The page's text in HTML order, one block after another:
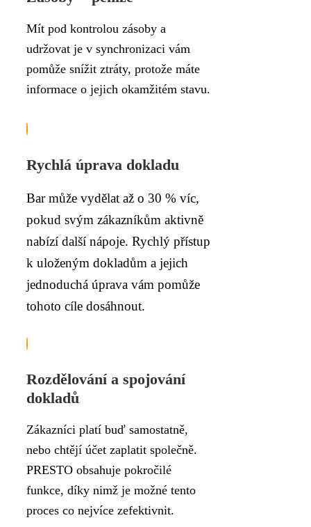
Mít pod kontrolou zásoby a
udržovat je v synchronizaci vám
pomůže snížit ztráty, protože máte
informace o jejich okamžitém stavu.
Rychlá úprava dokladu
Bar může vydělat až o 30 % víc,
pokud svým zákazníkům aktivně
nabízí další nápoje. Rychlý přístup
k uloženým dokladům a jejich
jednoduchá úprava vám pomůže
tohoto cíle dosáhnout.
Rozdělování a spojování
dokladů
Zákazníci platí buď samostatně,
nebo chtějí účet zaplatit společně.
PRESTO obsahuje pokročilé
funkce, díky nimž je možné tento
proces co nejvíce zefektivnit.